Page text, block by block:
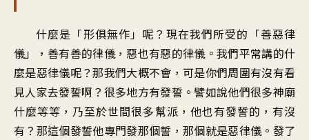
什麼是「形俱無作」呢？現在我們所受的「善惡律
儀」，善有善的律儀，惡也有惡的律儀。我們平常講的什
麼是惡律儀呢？那我們大概不會，可是你們周圍有沒有看
見人家去發誓啊？很多地方有發誓。譬如說他們很多神廟
什麼等等，乃至於世間很多幫派，他也有發誓的，有沒
有？那這個發誓他專門發那個誓，那個就是惡律儀。發了